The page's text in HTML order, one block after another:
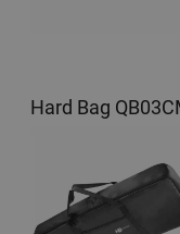
Hard Bag